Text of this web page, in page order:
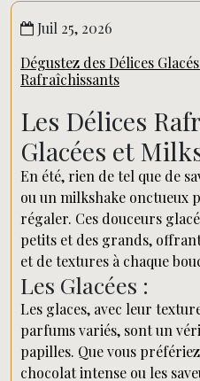
Juil 25, 2026
Dégustez des Délices
Rafraîchissants
Les Délices
Glacées et
En été, rien de tel que de
ou un milkshake onctueux
régaler. Ces douceurs
petits et des grands,
et de textures à chaque
Les Glacées :
Les glaces, avec leur
parfums variés, sont un
papilles. Que vous
chocolat intense ou les